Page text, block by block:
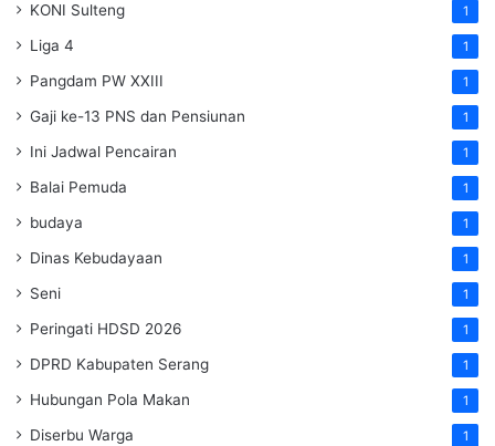
KONI Sulteng 1
Liga 4 1
Pangdam PW XXIII 1
Gaji ke-13 PNS dan Pensiunan 1
Ini Jadwal Pencairan 1
Balai Pemuda 1
budaya 1
Dinas Kebudayaan 1
Seni 1
Peringati HDSD 2026 1
DPRD Kabupaten Serang 1
Hubungan Pola Makan 1
Diserbu Warga 1